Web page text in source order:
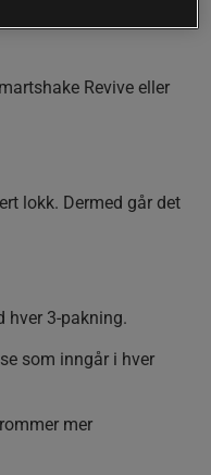
Revive eller
lokk. Dermed går det
hver 3-pakning.
som inngår i hver
mer